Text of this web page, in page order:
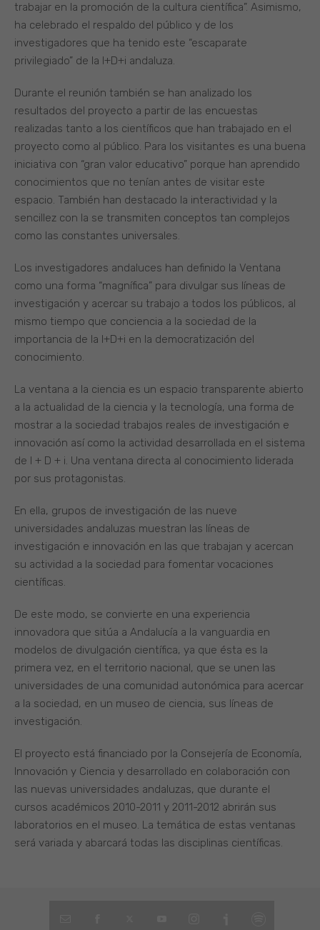
trabajar en la promoción de la cultura científica”. Asimismo,
ha celebrado el respaldo del público y de los
investigadores que ha tenido este “escaparate
privilegiado” de la I+D+i andaluza.
Durante el reunión también se han analizado los
resultados del proyecto a partir de las encuestas
realizadas tanto a los científicos que han trabajado en el
proyecto como al público. Para los visitantes es una buena
iniciativa con “gran valor educativo” porque han aprendido
conocimientos que no tenían antes de visitar este
espacio. También han destacado la interactividad y la
sencillez con la se transmiten conceptos tan complejos
como las constantes universales.
Los investigadores andaluces han definido la Ventana
como una forma “magnífica” para divulgar sus líneas de
investigación y acercar su trabajo a todos los públicos, al
mismo tiempo que conciencia a la sociedad de la
importancia de la I+D+i en la democratización del
conocimiento.
La ventana a la ciencia es un espacio transparente abierto
a la actualidad de la ciencia y la tecnología, una forma de
mostrar a la sociedad trabajos reales de investigación e
innovación así como la actividad desarrollada en el sistema
de I + D + i. Una ventana directa al conocimiento liderada
por sus protagonistas.
En ella, grupos de investigación de las nueve
universidades andaluzas muestran las líneas de
investigación e innovación en las que trabajan y acercan
su actividad a la sociedad para fomentar vocaciones
científicas.
De este modo, se convierte en una experiencia
innovadora que sitúa a Andalucía a la vanguardia en
modelos de divulgación científica, ya que ésta es la
primera vez, en el territorio nacional, que se unen las
universidades de una comunidad autonómica para acercar
a la sociedad, en un museo de ciencia, sus líneas de
investigación.
El proyecto está financiado por la Consejería de Economía,
Innovación y Ciencia y desarrollado en colaboración con
las nuevas universidades andaluzas, que durante el
cursos académicos 2010-2011 y 2011-2012 abrirán sus
laboratorios en el museo. La temática de estas ventanas
será variada y abarcará todas las disciplinas científicas.